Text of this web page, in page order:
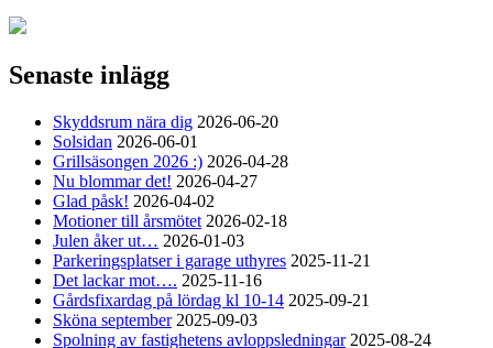
Senaste inlägg
Skyddsrum nära dig 2026-06-20
Solsidan 2026-06-01
Grillsäsongen 2026 :) 2026-04-28
Nu blommar det! 2026-04-27
Glad påsk! 2026-04-02
Motioner till årsmötet 2026-02-18
Julen åker ut… 2026-01-03
Parkeringsplatser i garage uthyres 2025-11-21
Det lackar mot…. 2025-11-16
Gårdsfixardag på lördag kl 10-14 2025-09-21
Sköna september 2025-09-03
Spolning av fastighetens avloppsledningar 2025-08-24